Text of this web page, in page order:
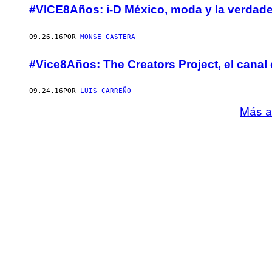
#VICE8Años: i-D México, moda y la
09.26.16POR MONSE CASTERA
#Vice8Años: The Creators Project, el
09.24.16 POR LUIS CARREÑO
Más